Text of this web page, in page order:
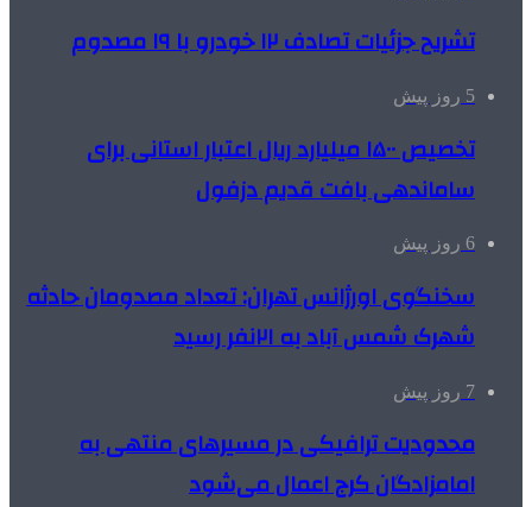
تشریح جزئیات تصادف ۱۲ خودرو با ۱۹ مصدوم
5 روز پیش
تخصیص ۱۵۰۰ میلیارد ریال اعتبار استانی برای
ساماندهی بافت قدیم دزفول
6 روز پیش
سخنگوی اورژانس تهران: تعداد مصدومان حادثه
شهرک شمس آباد به ۲۱نفر رسید
7 روز پیش
محدودیت ترافیکی در مسیرهای منتهی به
امامزادگان کرج اعمال می‌شود